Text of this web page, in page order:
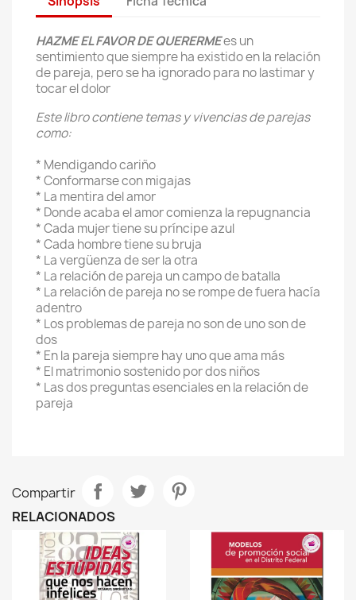
HAZME EL FAVOR DE QUERERMEes un
sentimiento que siempre ha existido en la relación
de pareja, pero se ha ignorado para no lastimar y
tocar el dolor
Este libro contiene temas y vivencias de parejas
como:
* Mendigando cariño
* Conformarse con migajas
* La mentira del amor
* Donde acaba el amor comienza la repugnancia
* Cada mujer tiene su príncipe azul
* Cada hombre tiene su bruja
* La vergüenza de ser la otra
* La relación de pareja un campo de batalla
* La relación de pareja no se rompe de fuera hacía
adentro
* Los problemas de pareja no son de uno son de
dos
* En la pareja siempre hay uno que ama más
* El matrimonio sostenido por dos niños
* Las dos preguntas esenciales en la relación de
pareja
Compartir
RELACIONADOS